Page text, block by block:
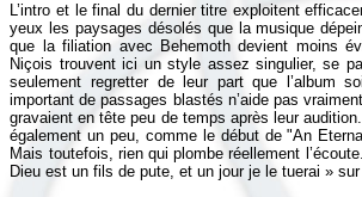
L’intro et le final du dernier titre exploitent
yeux les paysages désolés que la musique
que la filiation avec Behemoth devient moins
Niçois trouvent ici un style assez singulier, se
seulement regretter de leur part que l’album
important de passages blastés n’aide pas
gravaient en tête peu de temps après leur
également un peu, comme le début de "An
Mais toutefois, rien qui plombe réellement
Dieu est un fils de pute, et un jour je le tuerai»